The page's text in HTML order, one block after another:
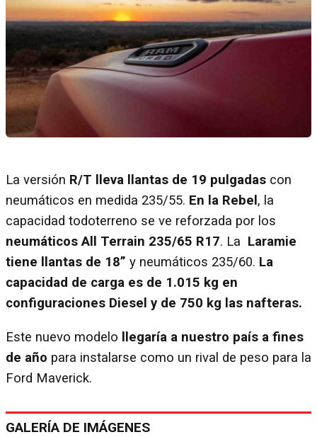
La versión R/T lleva llantas de 19 pulgadas con
neumáticos en medida 235/55. En la Rebel , la
capacidad todoterreno se ve reforzada por los
neumáticos All Terrain 235/65 R17. La Laramie
tiene llantas de 18” y neumáticos 235/60. La
capacidad de carga es de 1.015 kg en
configuraciones Diesel y de 750 kg las nafteras.
Este nuevo modelo
llegaría a nuestro país a fines
de año para instalarse como un rival de peso para la
Ford Maverick.
GALERÍA DE IMÁGENES